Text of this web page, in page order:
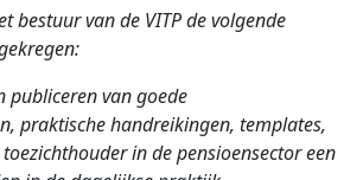
bestuur van de VITP de volgende
publiceren van goede
praktische handreikingen, templates,
in de pensioensector een